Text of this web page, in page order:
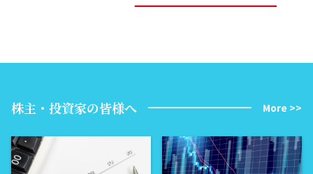
株主・投資家の皆様へ More >>